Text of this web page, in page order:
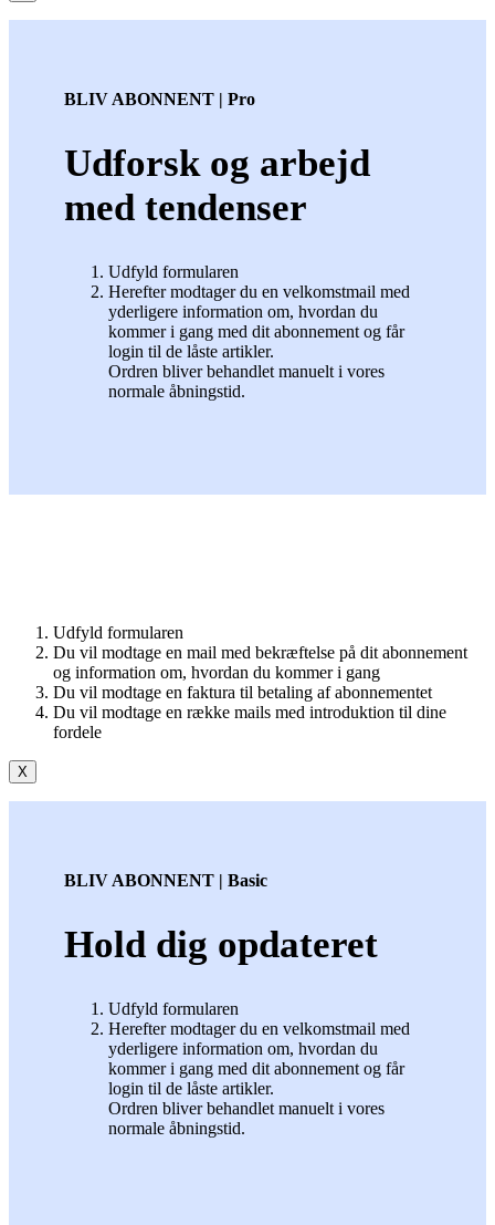
BLIV ABONNENT | Pro
Udforsk og arbejd
med tendenser
Udfyld formularen
Herefter modtager du en velkomstmail med
yderligere information om, hvordan du
kommer i gang med dit abonnement og får
login til de låste artikler.
Ordren bliver behandlet manuelt i vores
normale åbningstid.
Udfyld formularen
Du vil modtage en mail med bekræftelse på dit abonnement
og information om, hvordan du kommer i gang
Du vil modtage en faktura til betaling af abonnementet
Du vil modtage en række mails med introduktion til dine
fordele
X
BLIV ABONNENT | Basic
Hold dig opdateret
Udfyld formularen
Herefter modtager du en velkomstmail med
yderligere information om, hvordan du
kommer i gang med dit abonnement og får
login til de låste artikler.
Ordren bliver behandlet manuelt i vores
normale åbningstid.